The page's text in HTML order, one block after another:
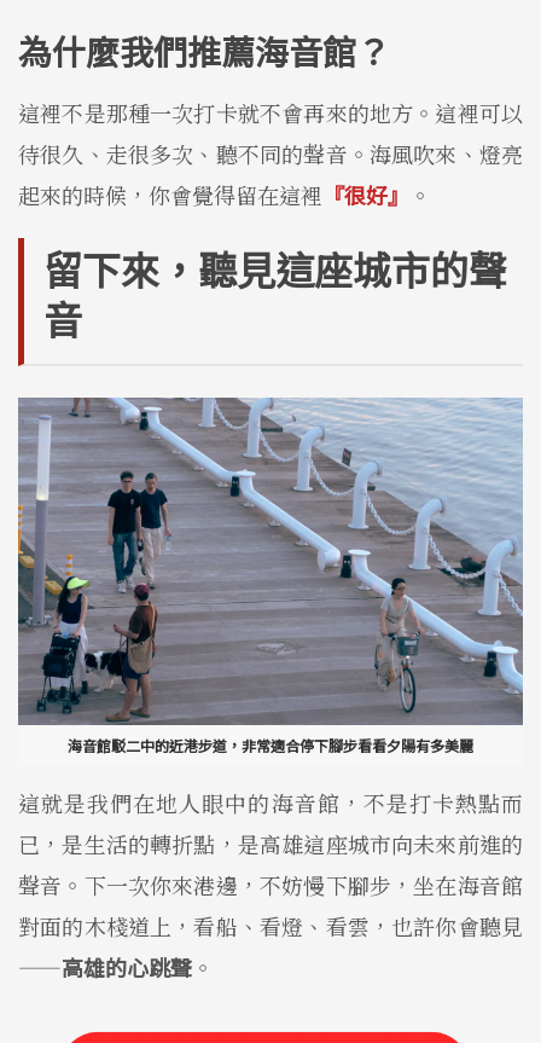
為什麼我們推薦海音館？
這裡不是那種一次打卡就不會再來的地方。這裡可以
待很久、走很多次、聽不同的聲音。海風吹來、燈亮
起來的時候，你會覺得留在這裡 『很好』 。
留下來，聽見這座城市的聲
音
海音館駁二中的近港步道，非常適合停下腳步看看夕陽有多美麗
這就是我們在地人眼中的海音館，不是打卡熱點而
已，是生活的轉折點，是高雄這座城市向未來前進的
聲音。下一次你來港邊，不妨慢下腳步，坐在海音館
對面的木棧道上，看船、看燈、看雲，也許你會聽見
——高雄的心跳聲 。